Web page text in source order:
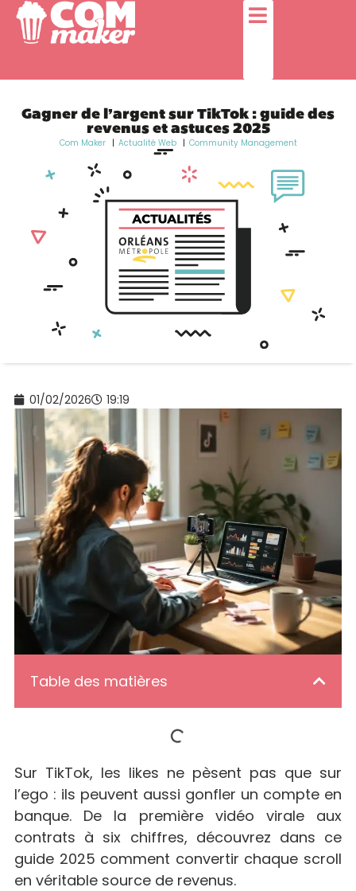
Gagner de l’argent sur TikTok : guide des
revenus et astuces 2025
Com Maker Actualité Web Community Management
01/02/2026 19:19
Table des matières
Sur TikTok, les likes ne pèsent pas que sur
l’ego : ils peuvent aussi gonfler un compte en
banque. De la première vidéo virale aux
contrats à six chiffres, découvrez dans ce
guide 2025 comment convertir chaque scroll
en véritable source de revenus.